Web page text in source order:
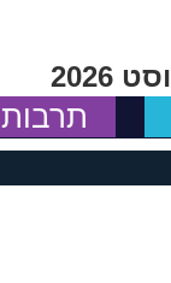
תרבות